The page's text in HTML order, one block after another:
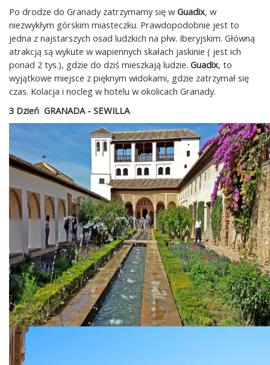
Po drodze do Granady zatrzymamy się w Guadix, w
niezwykłym górskim miasteczku. Prawdopodobnie jest to
jedna z najstarszych osad ludzkich na płw. Iberyjskim. Główną
atrakcją są wykute w wapiennych skałach jaskinie ( jest ich
ponad 2 tys.), gdzie do dziś mieszkają ludzie. Guadix, to
wyjątkowe miejsce z pięknym widokami, gdzie zatrzymał się
czas. Kolacja i nocleg w hotelu w okolicach Granady.
3 Dzień GRANADA - SEWILLA